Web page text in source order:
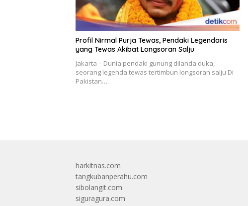
Profil Nirmal Purja Tewas, Pendaki Legendaris
yang Tewas Akibat Longsoran Salju
Jakarta – Dunia pendaki gunung dilanda duka,
seorang legenda tewas tertimbun longsoran salju Di
Pakistan….
harkitnas.com
tangkubanperahu.com
sibolangit.com
siguragura.com